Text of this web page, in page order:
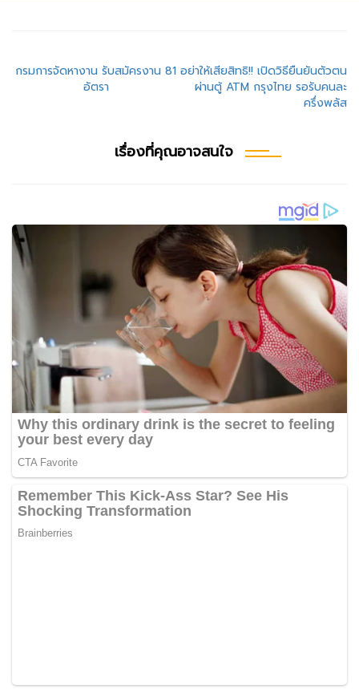
แนะแนว
กรมการจัดหางาน รับสมัครงาน 81
อัตรา
อย่าให้เสียสิทธิ!! เปิดวิธียืนยันตัวตน
ผ่านตู้ ATM กรุงไทย รอรับคนละ
ครึ่งพลัส
เรื่องที่คุณอาจสนใจ